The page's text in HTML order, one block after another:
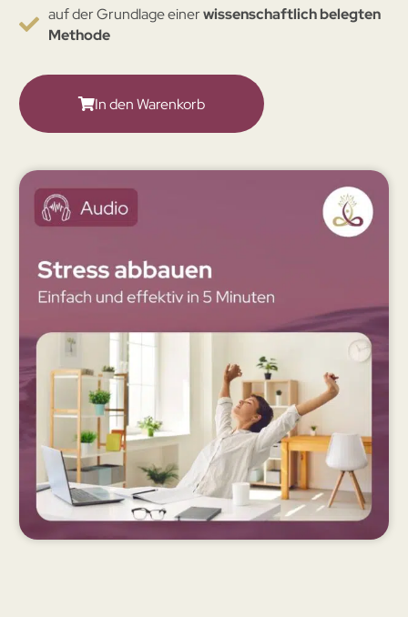
auf der Grundlage einerwissenschaftlich belegten
Methode​
In den Warenkorb